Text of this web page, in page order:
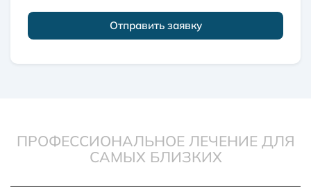
Отправить заявку
ПРОФЕССИОНАЛЬНОЕ ЛЕЧЕНИЕ ДЛЯ
САМЫХ БЛИЗКИХ